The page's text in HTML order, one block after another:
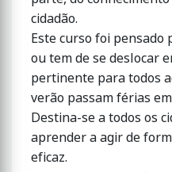
cidadão.
Este curso foi
ou tem de se deslocar
pertinente para todos
verão passam férias
Destina-se a todos os
aprender a agir de
eficaz.